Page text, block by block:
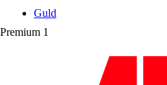
Premium 1
Guld